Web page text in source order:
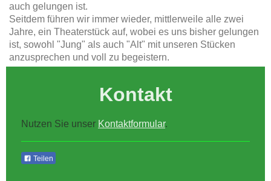
auch gelungen ist.
Seitdem führen wir immer wieder, mittlerweile alle zwei
Jahre, ein Theaterstück auf, wobei es uns bisher gelungen
ist, sowohl "Jung" als auch "Alt" mit unseren Stücken
anzusprechen und voll zu begeistern.
Kontakt
Nutzen Sie unser Kontaktformular.
Teilen